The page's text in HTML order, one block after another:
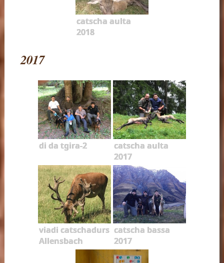
catscha aulta
2018
2017
di da tgira-2
catscha aulta
2017
viadi catschadurs
Allensbach
catscha bassa
2017